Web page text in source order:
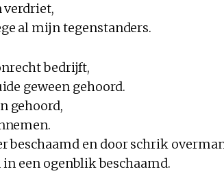
verdriet,
al mijn tegenstanders.
bedrijft,
geween gehoord.
gehoord,
beschaamd en door schrik
een ogenblik beschaamd.